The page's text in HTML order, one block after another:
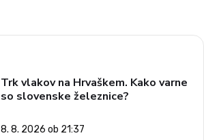
Trk vlakov na Hrvaškem. Kako varne
so slovenske železnice?
8. 8. 2026 ob 21:37